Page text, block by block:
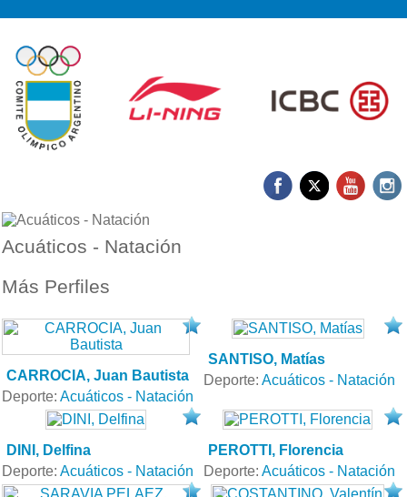
Acuáticos - Natación
Más Perfiles
CARROCIA, Juan Bautista
Deporte: Acuáticos - Natación
SANTISO, Matías
Deporte: Acuáticos - Natación
DINI, Delfina
Deporte: Acuáticos - Natación
PEROTTI, Florencia
Deporte: Acuáticos - Natación